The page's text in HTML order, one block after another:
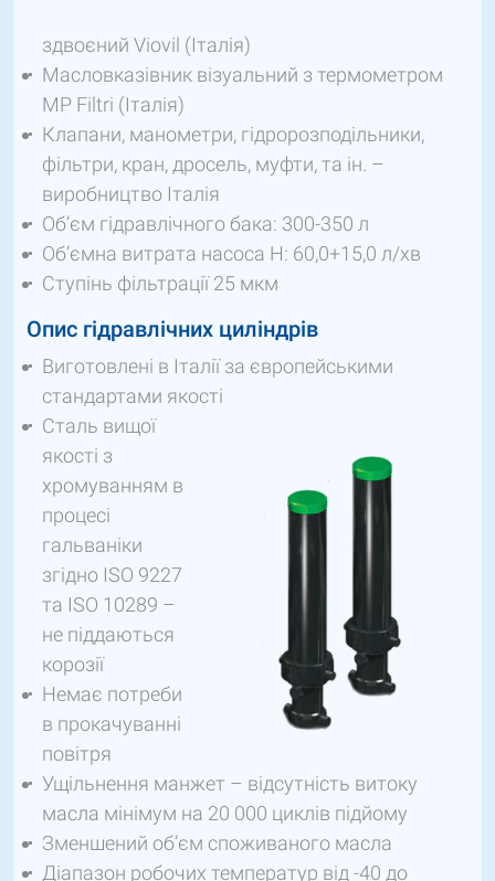
здвоєний Viovil (Італія)
Масловказівник візуальний з термометром
MP Filtri (Італія)
Клапани, манометри, гідророзподільники,
фільтри, кран, дросель, муфти, та ін. –
виробництво Італія
Об’єм гідравлічного бака: 300-350 л
Об’ємна витрата насоса Н: 60,0+15,0 л/хв
Ступінь фільтрації 25 мкм
Опис гідравлічних циліндрів
Виготовлені в Італії за європейськими
стандартами якості
Сталь вищої
якості з
хромуванням в
процесі
гальваніки
згідно ISO 9227
та ISO 10289 –
не піддаються
корозії
Немає потреби
в прокачуванні
повітря
Ущільнення манжет – відсутність витоку
масла мінімум на 20 000 циклів підйому
Зменшений об’єм споживаного масла
Діапазон робочих температур від -40 до